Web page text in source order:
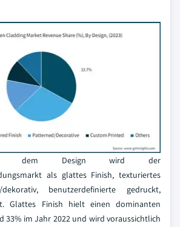
dem Design wird der
als glattes Finish, texturiertes
benutzerdefinierte gedruckt,
Glattes Finish hielt einen dominanten
33% im Jahr 2022 und wird voraussichtlich